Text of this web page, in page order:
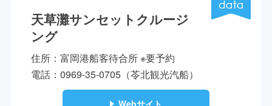
天草灘サンセットクルージ
ング
住所：富岡港船客待合所 ※要予約
電話：0969-35-0705（苓北観光汽船）